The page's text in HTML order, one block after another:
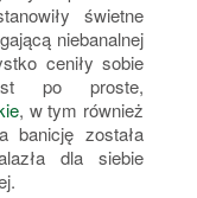
świetne
niebanalnej
ceniły sobie
po proste,
, w tym również
banicję została
dla siebie